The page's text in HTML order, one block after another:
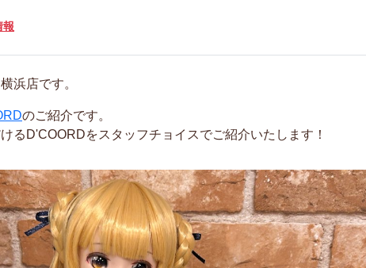
報
浜店です。
のご紹介です。
るD'COORDをスタッフチョイスでご紹介いたします！